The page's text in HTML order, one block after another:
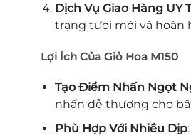
Dịch Vụ Giao Hàng UY
trạng tươi mới và hoàn
Lợi Ích Của Giỏ Hoa M150
Tạo Điểm Nhấn Ngọt
nhấn dễ thương cho
Phù Hợp Với Nhiều Dịp